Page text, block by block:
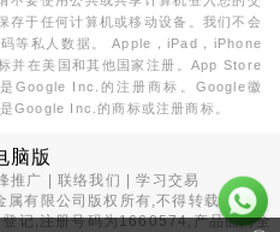
存于任何计算机或移动设备。我们不会
等私人数据。 Apple，iPad，iPhone
并在美国和其他国家注册。App Store
Google Inc.的注册商标。Google徽
Google Inc.的商标或注册商标。
脑版
推广 |联络我们 |学习交易
属有限公司版权所有,不得转载
登记,注册号码为1660574,产品面向全